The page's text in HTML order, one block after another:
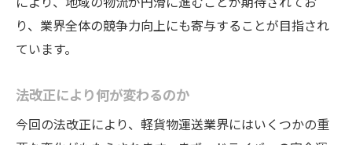
地域の軽貨物運送業界への影響
法改正が地域経済に与える影響
軽貨物ドライバーに求められる適応力
り、業界全体の競争力向上にも寄与することが目指され
ています。
法改正により何が変わるのか
今回の法改正により、軽貨物運送業界にはいくつかの重